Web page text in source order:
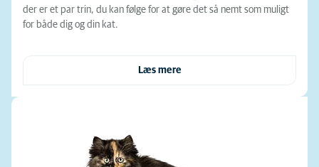
der er et par trin, du kan følge for at gøre det så nemt som muligt
for både dig og din kat.
Læs mere